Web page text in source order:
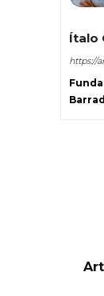
Ítalo
https://